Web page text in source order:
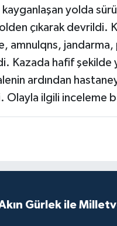
yolda
çıkarak devrildi.
amnulqns,
Kazada hafif şekilde
ardından
Olayla ilgili inceleme
Gürlek ile